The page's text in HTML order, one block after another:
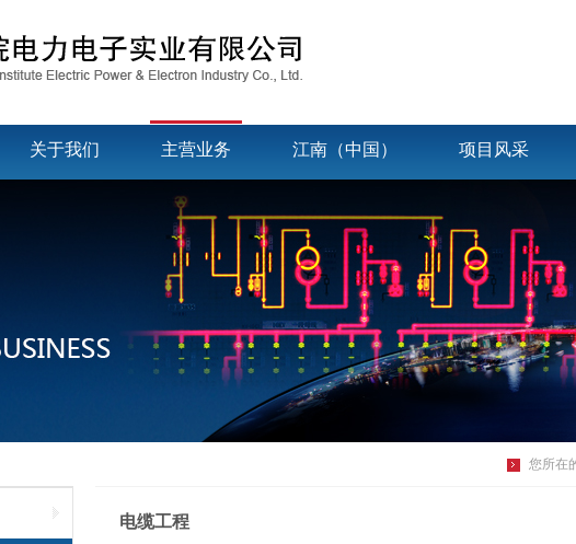
关于我们 主营业务 江南（中国） 项目风采
您所在
电缆工程